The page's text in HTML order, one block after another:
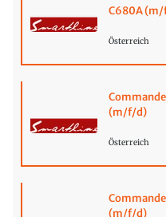
C680A
Österreich
(m/f/d)
Österreich
(m/f/d)